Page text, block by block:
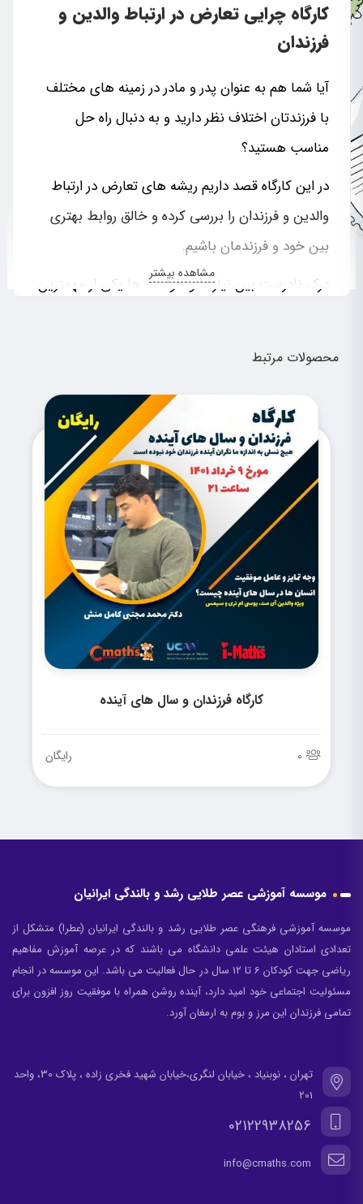
کارگاه چرایی تعارض در ارتباط والدین و
فرزندان
آیا شما هم به عنوان پدر و مادر در زمینه های مختلف
با فرزندتان اختلاف نظر دارید و به دنبال راه حل
مناسب هستید؟
در این کارگاه قصد داریم ریشه های تعارض در ارتباط
والدین و فرزندان را بررسی کرده و خالق روابط بهتری
بین خود و فرزندمان باشیم.
درک نادرست بین نیازها و خواسته ها یکی از مهمترین
فرزندتان و خواسته های شما به وجود آمده است.
این دوره برای چه کسانی توصیه می شود؟
برای تمامی پدر و مادرانی که به فکر بهبود ارتباط با فرزندان
خود هستند.
افرادی که می‌خواهند در امر آموزش برای کودکان و نوجوانان
4 ساعت آموزش مفید
800 متقاضی
یادگیری آنلاین
پشتیبانی واقعی
مشاهده بیشتر
محصولات مرتبط
کارگاه فرزندان و سال های آینده
0 رایگان
موسسه آموزشی عصر طلایی رشد و بالندگی ایرانیان
موسسه آموزشی فرهنگی عصر طلایی رشد و بالندگی ایرانیان (عطرا) متشکل از
تعدادی استادان هیئت علمی دانشگاه می باشند که در عرصه آموزش مفاهیم
ریاضی جهت کودکان 6 تا 12 سال در حال فعالیت می باشد. این موسسه در انجام
مسئولیت اجتماعی خود امید دارد، آینده روشن همراه با موفقیت روز افزون برای
تمامی فرزندان این مرز و بوم به ارمغان آورد.
تهران ، نوبنیاد ، خیابان لنگری،خیابان شهید فخری زاده ، پلاک 30، واحد
201
02122938256
info@cmaths.com